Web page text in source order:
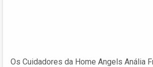
Os Cuidadores da Home Angels Anália